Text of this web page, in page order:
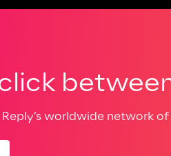
click
worldwide network